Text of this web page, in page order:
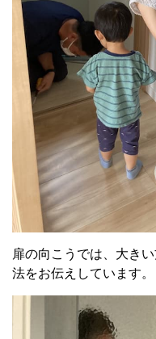
扉の向こうでは、大き
法をお伝えしています。